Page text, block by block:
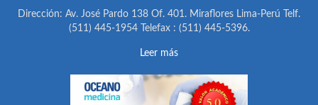
Dirección: Av. José Pardo 138 Of. 401. Miraflores Lima-Perú Telf.
(511) 445-1954 Telefax : (511) 445-5396.
Leer más